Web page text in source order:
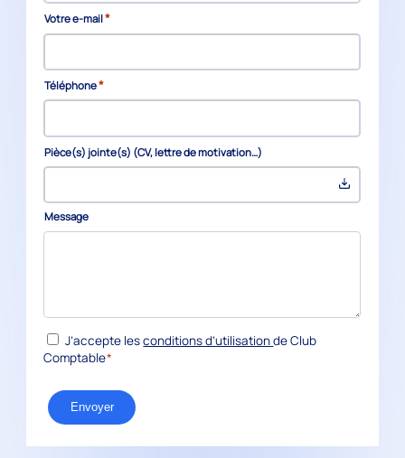
Votre e-mail*
Téléphone*
Pièce(s) jointe(s) (CV, lettre de motivation…)
Message
RGPD*
J’accepte lesconditions d’utilisationde Club
Comptable*
Envoyer